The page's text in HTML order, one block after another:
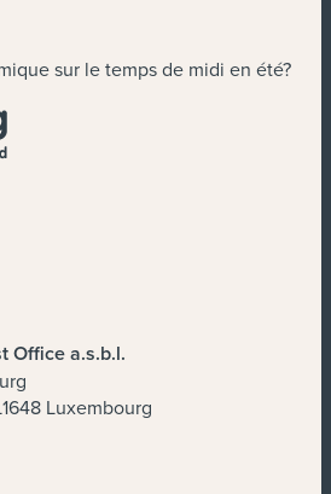
sur le temps de midi en été?
Office a.s.b.l.
Luxembourg